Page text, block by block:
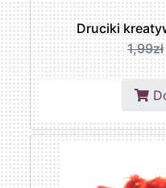
Druciki
1,99zł